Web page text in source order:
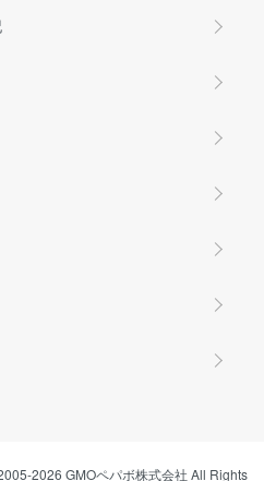
2026 GMOペパボ株式会社 All Rights